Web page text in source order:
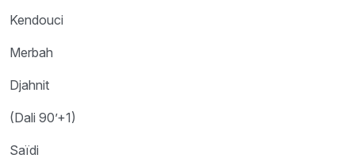
Kendouci
Merbah
Djahnit
(Dali 90’+1)
Saïdi